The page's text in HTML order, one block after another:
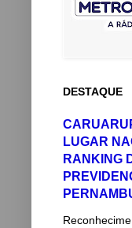
DESTAQUE
LUGAR
RANKING